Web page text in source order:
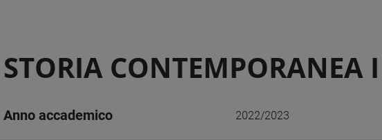
STORIA CONTEMPORANEA I
Anno accademico 2022/2023